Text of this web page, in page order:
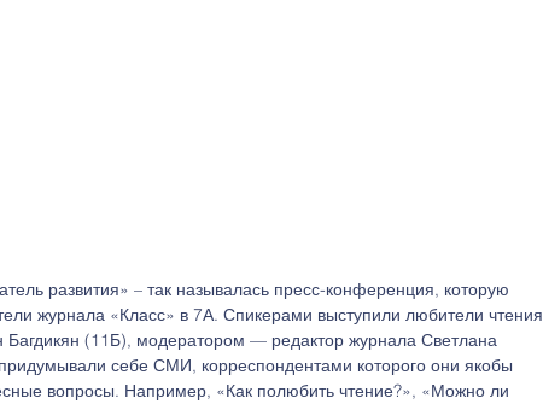
развития» – так называлась пресс-конференция, которую
журнала «Класс» в 7А. Спикерами выступили любители чтения
(11Б), модератором — редактор журнала Светлана
себе СМИ, корреспондентами которого они якобы
вопросы. Например, «Как полюбить чтение?», «Можно ли